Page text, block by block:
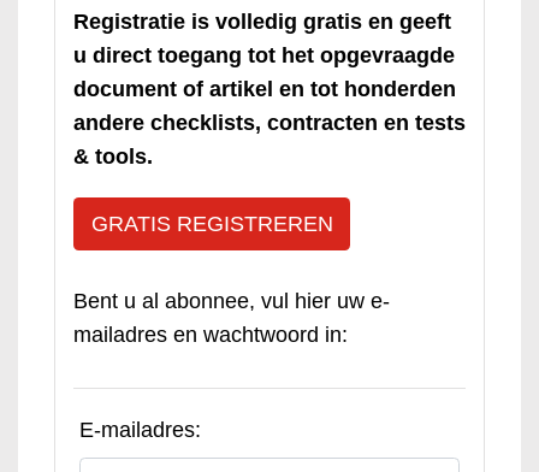
Registratie is volledig gratis en geeft
u direct toegang tot het opgevraagde
document of artikel en tot honderden
andere checklists, contracten en tests
& tools.
GRATIS REGISTREREN
Bent u al abonnee, vul hier uw e-
mailadres en wachtwoord in:
E-mailadres: